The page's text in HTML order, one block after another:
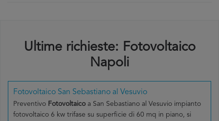
Ultime richieste: Fotovoltaico
Napoli
Fotovoltaico San Sebastiano al Vesuvio
Preventivo Fotovoltaico a San Sebastiano al Vesuvio impianto
fotovoltaico 6 kw trifase su superficie di 60 mq in piano, si